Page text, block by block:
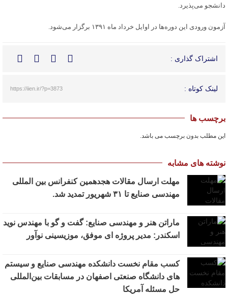
دانشجو می‌پذیرد.
آزمون ورودی این دوره‌ها در اوایل خرداد ماه ۱۳۹۱ برگزار می‌شود.
اشتراک گذاری :
لینک کوتاه : https://iien.ir/?p=3873
برچسب ها
این مطلب بدون برچسب می باشد.
نوشته های مشابه
مهلت ارسال مقالات هجدهمین کنفرانس بین المللی
مهندسی صنایع تا ۳۱ شهریور تمدید شد.
ماراتن هنر و مهندسی صنایع: گفت و گو با مهندس نوید
اسکندر: مدیر پروژه ای موفق، موزیسینی نوآور
کسب مقام نخست دانشکده مهندسی صنایع و سیستم
های دانشگاه صنعتی اصفهان در مسابقات بین‌المللی
حل مسئله آمریکا